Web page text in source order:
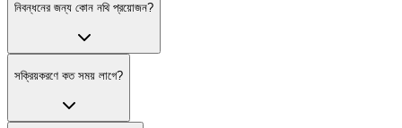
নিবন্ধনের জন্য কোন নথি প্রয়োজন?
সক্রিয়করণে কত সময় লাগে?